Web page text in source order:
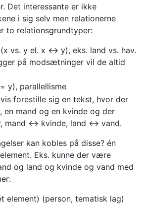
Det interessante er ikke
i sig selv men relationerne
to relationsgrundtyper:
vs. y el. x <-> y), eks. land vs. hav.
på modsætninger vil de altid
y), parallellisme
forestille sig en tekst, hvor der
en mand og en kvinde og der
<-> kvinde, land <-> vand.
kan kobles på disse? én
Eks. kunne der være
og land og kvinde og vand med
element) (person, tematisk lag)